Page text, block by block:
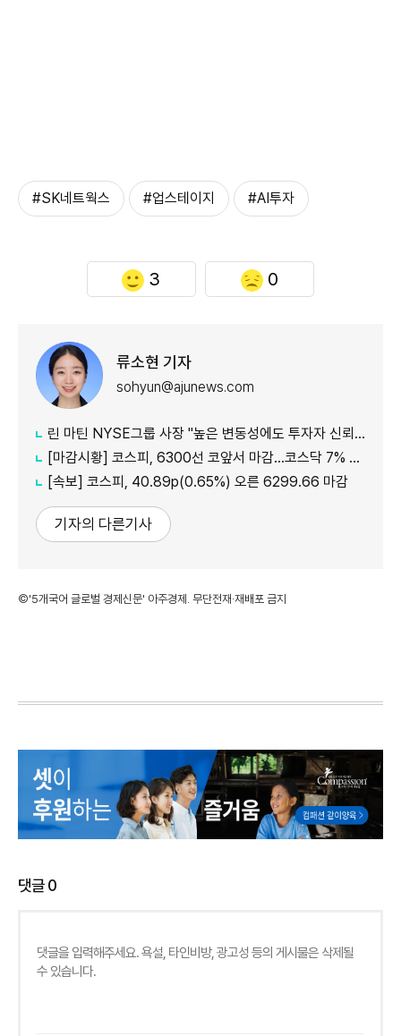
#SK네트웍스 #업스테이지 #AI투자
3 0
류소현 기자
sohyun@ajunews.com
린 마틴 NYSE그룹 사장 "높은 변동성에도 투자자 신뢰 유지하려면…시스템 안정성이 선결돼야"
[마감시황] 코스피, 6300선 코앞서 마감…코스닥 7% 급등해 850선 안착
[속보] 코스피, 40.89p(0.65%) 오른 6299.66 마감
기자의 다른기사
©'5개국어 글로벌 경제신문' 아주경제. 무단전재·재배포 금지
댓글0